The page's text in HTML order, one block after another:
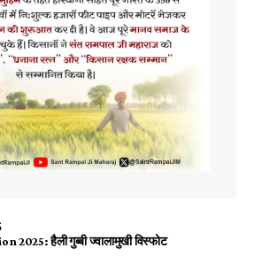
हैली गुब्बी ज्वालामुखी विस्फोट